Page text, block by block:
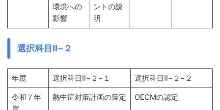
環境への
影響
ントの説
明
選択科目Ⅱ−２
年度 選択科目Ⅱ−２−１ 選択科目Ⅱ−２−２
令和７年
熱中症対策計画の策定 OECMの認定